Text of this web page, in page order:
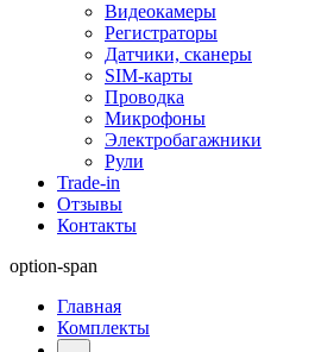
Видеокамеры
Регистраторы
Датчики, сканеры
SIM-карты
Проводка
Микрофоны
Электробагажники
Рули
Trade-in
Отзывы
Контакты
option-span
Главная
Комплекты